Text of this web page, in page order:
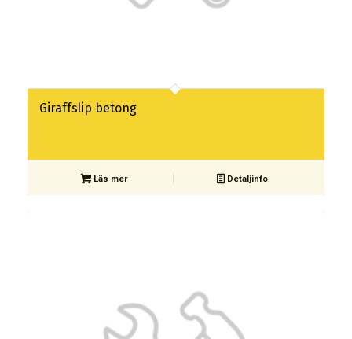
Giraffslip betong
Läs mer Detaljinfo